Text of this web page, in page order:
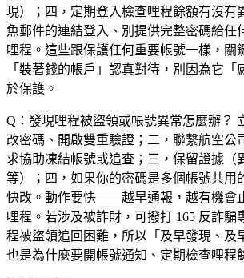
現）；四，定期登入檢查哩程餘額有沒有
魚郵件的連結登入、別提供完整密碼給任
哩程。這些跟保護任何重要帳號一樣，關
「裝著錢的帳戶」認真對待，別因為它「
於保護。
Q：發現哩程被盜領或帳號異常怎麼辦？
改密碼、開啟雙重驗證；二，聯繫航空公
求協助凍結帳號或追查；三，保留證據（
等）；四，如果你的密碼是多個帳號共用
快改。動作要快——越早通報，越有機會
哩程。若涉及被詐財，可撥打 165 反詐騙
程被盜領追回困難，所以「及早發現、及
也是為什麼要開帳號通知、定期檢查哩程